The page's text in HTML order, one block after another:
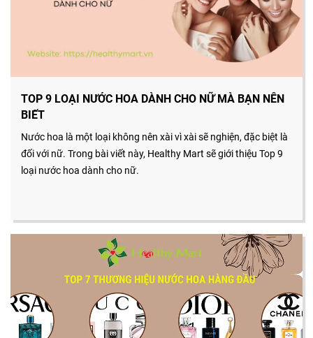
TOP 9 LOẠI NƯỚC HOA DÀNH CHO NỮ MÀ BẠN NÊN
BIẾT
Nước hoa là một loại không nên xài vì xài sẽ nghiện, đặc biệt là
đối với nữ. Trong bài viết này, Healthy Mart sẽ giới thiệu Top 9
loại nước hoa dành cho nữ.